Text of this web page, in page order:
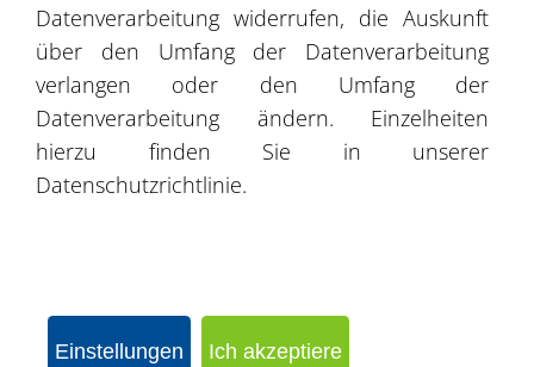
Referenzen
Produktkatalog
Angebote
Partnernetzwerk
Datenverarbeitung widerrufen, die Auskunft
über den Umfang der Datenverarbeitung
verlangen oder den Umfang der
Datenverarbeitung ändern. Einzelheiten
hierzu finden Sie in unserer
Datenschutzrichtlinie.
Einstellungen Ich akzeptiere